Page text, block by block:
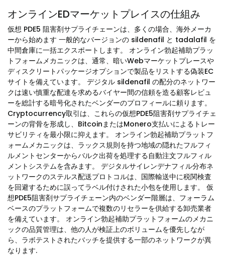
オンラインEDマーケットプレイスの仕組み
仮想 PDE5 阻害剤サプライチェーンは、多くの場合、海外メーカ
ーから始めます 一般的なバージョンの sildenafil と tadalafil を
中間倉庫に一括エクスポートします。 オンライン勃起補助プラッ
トフォームメカニックは、通常、暗いWebマーケットプレースや
ディスクリートパッケージオプションで製品をリストする偽装EC
サイトを備えています。 デジタル sildenafil の配分のネットワー
クは速い慎重な配達を求めるバイヤー間の信頼を造る顧客レビュ
ーを総計する暗号化されたベンダーのプロフィールに頼ります。
Cryptocurrency取引は、これらの仮想PDE5阻害剤サプライチェ
ーンの背骨を形成し、BitcoinまたはMonero支払いによるトレー
サビリティを最小限に抑えます。 オンライン勃起補助プラットフ
ォームメカニックは、ラックス規則を持つ地域の隠れたフルフィ
ルメントセンターからバルク出荷を処理する自動注文フルフィル
メントシステムを含みます。 デジタルサイレンデナフィル分布ネ
ットワークのステルス配送プロトコルは、国際輸送中に税関検査
を回避するために誤ってラベル付けされた小包を使用します。 仮
想PDE5阻害剤サプライチェーン内のベンダー階層は、フォーラム
ベースのプラットフォームで複数のリセラーを供給する卸売業者
を備えています。 オンライン勃起補助プラットフォームのメカニ
ックの品質管理は、他の人が検証上のボリュームを優先しなが
ら、ラボテストされたバッチを提供する一部のネットワークが異
なります.